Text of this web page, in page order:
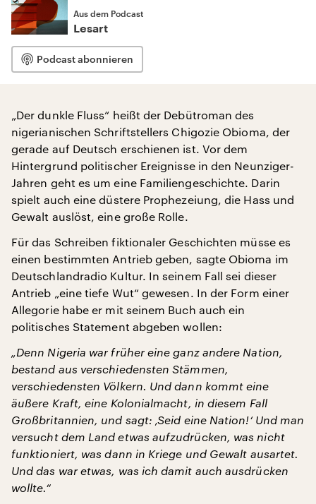
Aus dem Podcast
Lesart
Podcast abonnieren
„Der dunkle Fluss“ heißt der Debütroman des
nigerianischen Schriftstellers Chigozie Obioma, der
gerade auf Deutsch erschienen ist. Vor dem
Hintergrund politischer Ereignisse in den Neunziger-
Jahren geht es um eine Familiengeschichte. Darin
spielt auch eine düstere Prophezeiung, die Hass und
Gewalt auslöst, eine große Rolle.
Für das Schreiben fiktionaler Geschichten müsse es
einen bestimmten Antrieb geben, sagte Obioma im
Deutschlandradio Kultur. In seinem Fall sei dieser
Antrieb „eine tiefe Wut“ gewesen. In der Form einer
Allegorie habe er mit seinem Buch auch ein
politisches Statement abgeben wollen:
„Denn Nigeria war früher eine ganz andere Nation,
bestand aus verschiedensten Stämmen,
verschiedensten Völkern. Und dann kommt eine
äußere Kraft, eine Kolonialmacht, in diesem Fall
Großbritannien, und sagt: ‚Seid eine Nation!‘ Und man
versucht dem Land etwas aufzudrücken, was nicht
funktioniert, was dann in Kriege und Gewalt ausartet.
Und das war etwas, was ich damit auch ausdrücken
wollte.“